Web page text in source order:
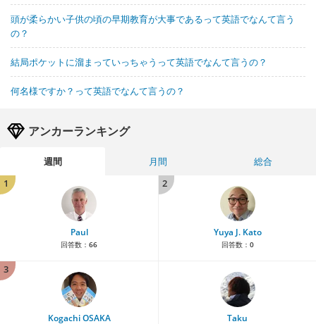
頭が柔らかい子供の頃の早期教育が大事であるって英語でなんて言う
の？
結局ポケットに溜まっていっちゃうって英語でなんて言うの？
何名様ですか？って英語でなんて言うの？
アンカーランキング
週間 月間
総合
1
Paul
回答数： 66
2
Yuya J. Kato
回答数： 0
3
Kogachi OSAKA Taku